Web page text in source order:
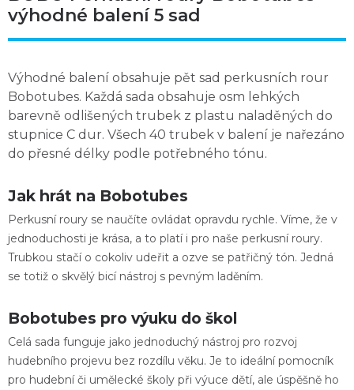
výhodné balení 5 sad
Výhodné balení obsahuje pět sad perkusních rour
Bobotubes. Každá sada obsahuje osm lehkých
barevně odlišených trubek z plastu naladěných do
stupnice C dur. Všech 40 trubek v balení je nařezáno
do přesné délky podle potřebného tónu.
Jak hrát na Bobotubes
Perkusní roury se naučíte ovládat opravdu rychle. Víme, že v
jednoduchosti je krása, a to platí i pro naše perkusní roury.
Trubkou stačí o cokoliv udeřit a ozve se patřičný tón. Jedná
se totiž o skvělý bicí nástroj s pevným laděním.
Bobotubes pro výuku do škol
Celá sada funguje jako jednoduchý nástroj pro rozvoj
hudebního projevu bez rozdílu věku. Je to ideální pomocník
pro hudební či umělecké školy při výuce dětí, ale úspěšně ho